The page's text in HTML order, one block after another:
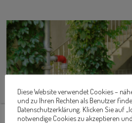
HOME IMPRESSUM
Diese Website verwendet Cookies –
und zu Ihren Rechten als Benutzer
Datenschutzerklärung. Klicken Sie auf
notwendige Cookies zu akzeptieren